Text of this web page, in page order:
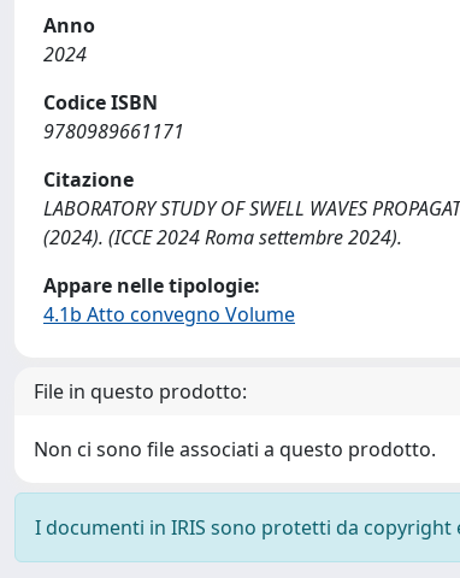
Anno
2024
Codice ISBN
9780989661171
Citazione
LABORATORY STUDY OF SWELL WAVES
(2024). (ICCE 2024 Roma settembre 2024).
Appare nelle tipologie:
4.1b Atto convegno Volume
File in questo prodotto:
Non ci sono file associati a questo prodotto.
I documenti in IRIS sono protetti da